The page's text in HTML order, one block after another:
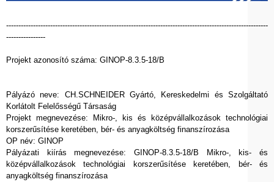
-----------------------------------------------------------------------------------------------------------
----------------
Projekt azonosító száma: GINOP-8.3.5-18/B
Pályázó neve: CH.SCHNEIDER Gyártó, Kereskedelmi és Szolgáltató
Korlátolt Felelősségű Társaság
Projekt megnevezése: Mikro-, kis és középvállalkozások technológiai
korszerűsítése keretében, bér- és anyagköltség finanszírozása
OP név: GINOP
Pályázati kiírás megnevezése: GINOP-8.3.5-18/B Mikro-, kis- és
középvállalkozások technológiai korszerűsítése keretében, bér- és
anyagköltség finanszírozása